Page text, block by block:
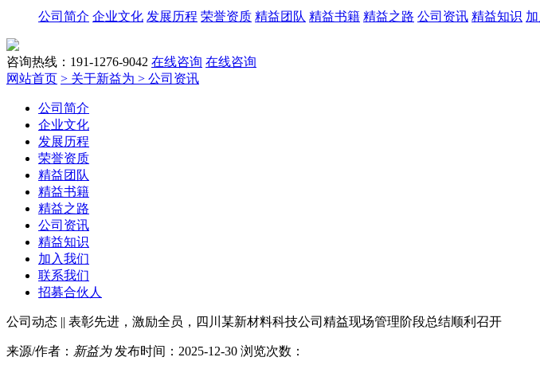
公司简介 企业文化 发展历程 荣誉资质 精益团队 精益书籍 精益之路 公司资讯 精益知识
咨询热线：191-1276-9042 在线咨询 在线咨询
网站首页 > 关于新益为 > 公司资讯
公司简介
企业文化
发展历程
荣誉资质
精益团队
精益书籍
精益之路
公司资讯
精益知识
加入我们
联系我们
招募合伙人
公司动态 || 表彰先进，激励全员，四川某新材料科技公司精益现场管理阶段总结顺利召开
来源/作者： 新益为发布时间：2025-12-30 浏览次数：